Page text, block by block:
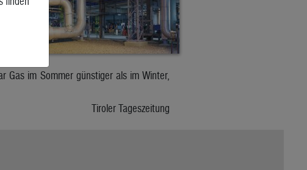
Gas im Sommer günstiger als im Winter,
Tiroler Tageszeitung